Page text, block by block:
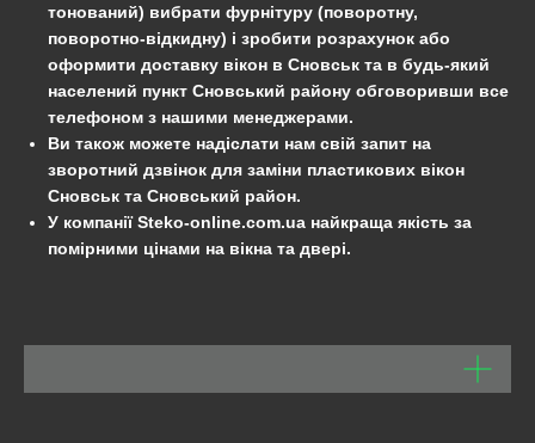
тонований) вибрати фурнітуру (поворотну,
поворотно-відкидну) і зробити розрахунок або
оформити доставку вікон в Сновськ та в будь-який
населений пункт Сновський району обговоривши все
телефоном з нашими менеджерами.
Ви також можете надіслати нам свій запит на
зворотний дзвінок для заміни пластикових вікон
Сновськ та Сновський район.
У компанії Steko-online.com.ua найкраща якість за
помірними цінами на вікна та двері.